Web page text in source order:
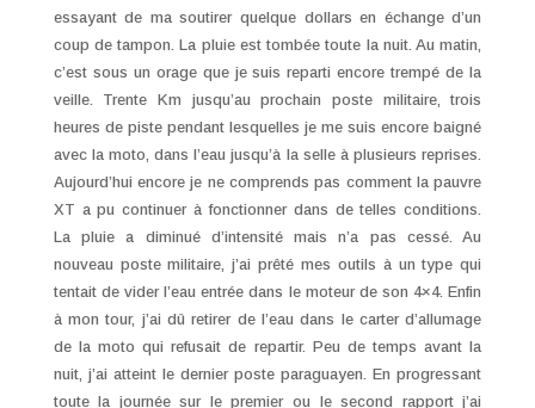
essayant de ma soutirer quelque dollars en échange d’un
coup de tampon. La pluie est tombée toute la nuit. Au matin,
c’est sous un orage que je suis reparti encore trempé de la
veille. Trente Km jusqu’au prochain poste militaire, trois
heures de piste pendant lesquelles je me suis encore baigné
avec la moto, dans l’eau jusqu’à la selle à plusieurs reprises.
Aujourd’hui encore je ne comprends pas comment la pauvre
XT a pu continuer à fonctionner dans de telles conditions.
La pluie a diminué d’intensité mais n’a pas cessé. Au
nouveau poste militaire, j’ai prêté mes outils à un type qui
tentait de vider l’eau entrée dans le moteur de son 4×4. Enfin
à mon tour, j’ai dû retirer de l’eau dans le carter d’allumage
de la moto qui refusait de repartir. Peu de temps avant la
nuit, j’ai atteint le dernier poste paraguayen. En progressant
toute la journée sur le premier ou le second rapport j’ai